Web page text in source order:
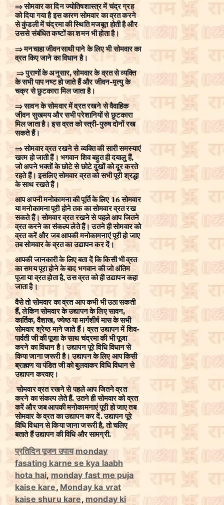
⇒ सोमवार का दिन ज्योतिषशास्त्र में चंद्र ग्रह
को दिया गया है इस कारण सोमवार का व्रत करने
से कुंडली में चंद्रमा की स्थिति मजबूत होती है और
उससे संबंधित कष्टों का शमन भी होता है।
⇒ मनचाहा जीवनसाथी पाने के लिए भी सोमवार का
व्रत किए जाने का विधान है।
⇒ पुराणों के अनुसार, सोमवार के व्रत से व्यक्ति
के सभी पाप नष्ट हो जाते हैं और जीवन-मृत्यु के
चक्र से छुटकारा मिल जाता है।
⇒ सावन के सोमवार में व्रत रखने से वैवाहिक
जीवन सुखमय और सभी परेशानियों से छुटकारा
मिल जाता है। इस व्रत को स्त्री-पुरुष दोनों रख
सकते हैं।
⇒ सोमवार व्रत रखने से व्यक्ति की सारी समस्याएं
खत्म हो जाती हैं। भगवान शिव बहुत ही दयालु हैं,
जो अपने भक्तों के छोटे से छोटे दुखों को दूर करते
रहते हैं। इसलिए सोमवार व्रत को सभी पूरी श्रद्धा
के साथ रखते हैं।
आप अपनी मनोकामना की पूर्ति के लिए 16 सोमवार
या मनोकामना पूरी होने तक का सोमवार व्रत रख
सकते हैं। सोमवार व्रत रखने से पहले आप जितने
व्रत करने का संकल्प लेते हैं। उतने ही सोमवार को
व्रत करें और जब आपकी मनोकामनाएं पूरी हो जाए
तब सोमवार के व्रत का उद्यापन कर दें।
आपकी जानकारी के लिए बता दें कि किसी भी व्रत
का समय पूरा होने के बाद भगवान की जो अंतिम
पूजा या व्रत होता है, उस व्रत को ही उद्यापन कहा
जाता है।
वैसे तो सोमवार का व्रत आप कभी भी उठा सकती
हैं, लेकिन सोमवार के उद्यापन के लिए सावन,
कार्तिक, वैशाख, ज्येष्ठ या मार्गशीर्ष मास के सभी
सोमवार श्रेष्ठ माने जाते हैं। व्रत उद्यापन में शिव-
पार्वती जी की पूजा के साथ चंद्रमा की भी पूजा
करने का विधान है। उद्यापन पूरे विधि विधान से
किया जाना जरूरी है। उद्यापन के लिए आप किसी
ब्राह्मण या पंडित जी को बुलवाकर विधि विधान से
उद्यापन करवाए।
सोमवार व्रत रखने से पहले आप जितने व्रत
करने का संकल्प लेते हैं. उतने ही सोमवार को व्रत
करें और जब आपकी मनोकामनाएं पूरी हो जाए तब
सोमवार के व्रत का उद्यापन कर दें. उद्यापन पूरे
विधि विधान से किया जाना जरूरी है, तो चलिए
बताते हैं उद्यापन की विधि और सामग्री.
C
a
t
e
g
प्रतिदिन पूजन उपायT
a
g
s
monday
fasating karne se kya laabh
hota hai, monday fast me puja
kaise kare, Monday ka vrat
kaise shuru kare, monday ki